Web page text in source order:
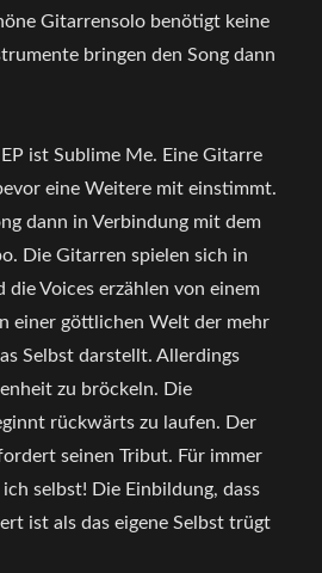
Gitarrensolo benötigt keine
bringen den Song dann
ist Sublime Me. Eine Gitarre
eine Weitere mit einstimmt.
dann in Verbindung mit dem
Die Gitarren spielen sich in
die Voices erzählen von einem
einer göttlichen Welt der mehr
Selbst darstellt. Allerdings
zu bröckeln. Die
rückwärts zu laufen. Der
seinen Tribut. Für immer
selbst! Die Einbildung, dass
ist als das eigene Selbst trügt